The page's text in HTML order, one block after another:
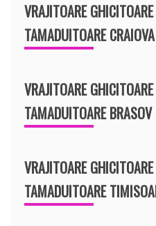
VRAJITOARE
TAMADUITOARE CRAIOVA
VRAJITOARE
TAMADUITOARE BRASOV
VRAJITOARE
TAMADUITOARE